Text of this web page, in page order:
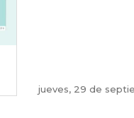
jueves, 29 de